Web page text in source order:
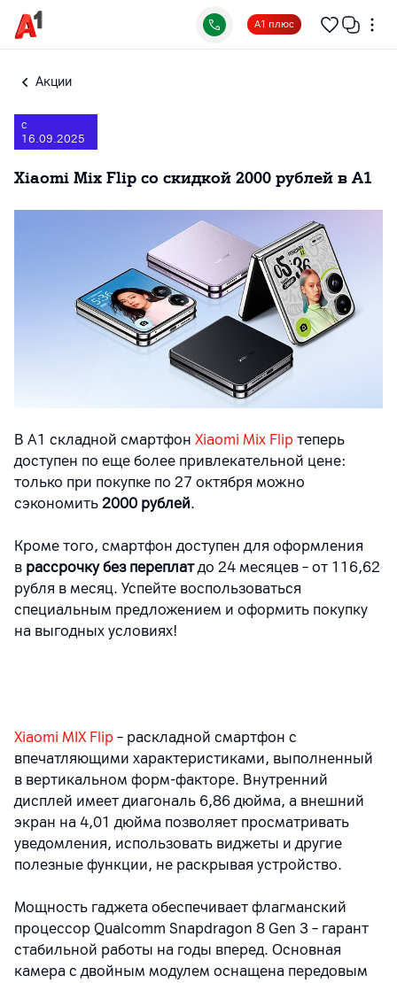
А1 плюс
Акции
с
16.09.2025
Xiaomi Mix Flip со скидкой 2000 рублей в А1
В А1 складной смартфон Xiaomi Mix Flip теперь
доступен по еще более привлекательной цене:
только при покупке по 27 октября можно
сэкономить 2000 рублей.
Кроме того, смартфон доступен для оформления
в рассрочку без переплатдо 24 месяцев – от 116,62
рубля в месяц. Успейте воспользоваться
специальным предложением и оформить покупку
на выгодных условиях!
Xiaomi MIX Flip – раскладной смартфон с
впечатляющими характеристиками, выполненный
в вертикальном форм-факторе. Внутренний
дисплей имеет диагональ 6,86 дюйма, а внешний
экран на 4,01 дюйма позволяет просматривать
уведомления, использовать виджеты и другие
полезные функции, не раскрывая устройство.
Мощность гаджета обеспечивает флагманский
процессор Qualcomm Snapdragon 8 Gen 3 – гарант
стабильной работы на годы вперед. Основная
камера с двойным модулем оснащена передовым